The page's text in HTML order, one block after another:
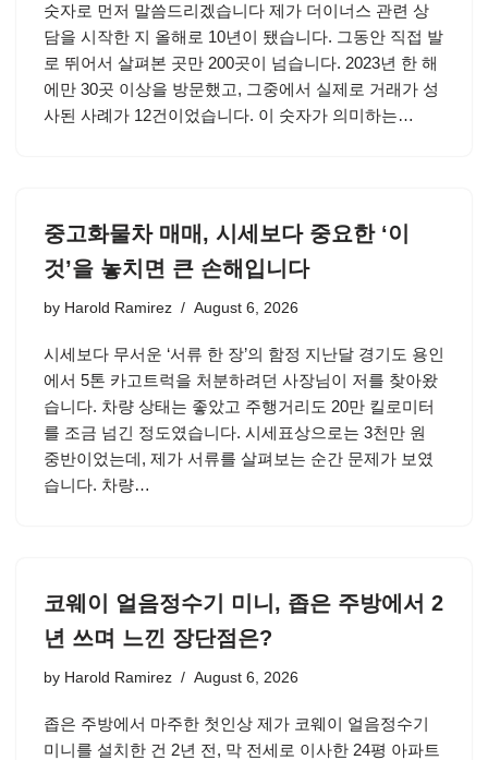
숫자로 먼저 말씀드리겠습니다 제가 더이너스 관련 상
담을 시작한 지 올해로 10년이 됐습니다. 그동안 직접 발
로 뛰어서 살펴본 곳만 200곳이 넘습니다. 2023년 한 해
에만 30곳 이상을 방문했고, 그중에서 실제로 거래가 성
사된 사례가 12건이었습니다. 이 숫자가 의미하는…
중고화물차 매매, 시세보다 중요한 ‘이
것’을 놓치면 큰 손해입니다
by Harold Ramirez August 6, 2026
시세보다 무서운 ‘서류 한 장’의 함정 지난달 경기도 용인
에서 5톤 카고트럭을 처분하려던 사장님이 저를 찾아왔
습니다. 차량 상태는 좋았고 주행거리도 20만 킬로미터
를 조금 넘긴 정도였습니다. 시세표상으로는 3천만 원
중반이었는데, 제가 서류를 살펴보는 순간 문제가 보였
습니다. 차량…
코웨이 얼음정수기 미니, 좁은 주방에서 2
년 쓰며 느낀 장단점은?
by Harold Ramirez August 6, 2026
좁은 주방에서 마주한 첫인상 제가 코웨이 얼음정수기
미니를 설치한 건 2년 전, 막 전세로 이사한 24평 아파트